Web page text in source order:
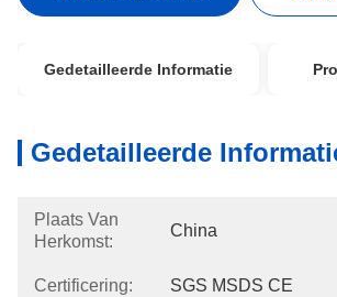
Gedetailleerde Informatie
Gedetailleerde
Plaats Van
Herkomst:
China
Certificering: SGS MSDS CE